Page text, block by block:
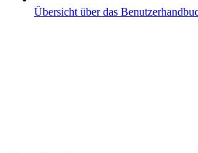
Übersicht über das